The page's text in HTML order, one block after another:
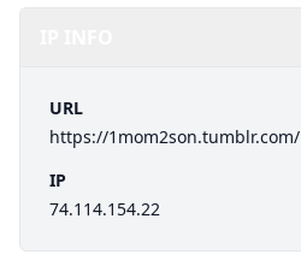
URL
https://1mom2son.tumblr.com/
IP
74.114.154.22